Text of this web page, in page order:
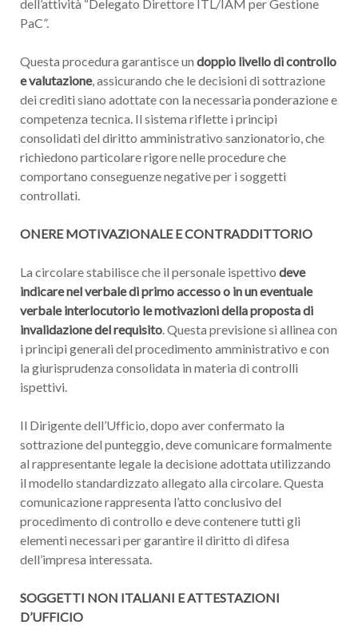
dell’attività “Delegato Direttore ITL/IAM per Gestione
PaC”.
Questa procedura garantisce un doppio livello di controllo
e valutazione, assicurando che le decisioni di sottrazione
dei crediti siano adottate con la necessaria ponderazione e
competenza tecnica. Il sistema riflette i principi
consolidati del diritto amministrativo sanzionatorio, che
richiedono particolare rigore nelle procedure che
comportano conseguenze negative per i soggetti
controllati.
ONERE MOTIVAZIONALE E CONTRADDITTORIO
La circolare stabilisce che il personale ispettivo deve
indicare nel verbale di primo accesso o in un eventuale
verbale interlocutorio le motivazioni della proposta di
invalidazione del requisito. Questa previsione si allinea con
i principi generali del procedimento amministrativo e con
la giurisprudenza consolidata in materia di controlli
ispettivi.
Il Dirigente dell’Ufficio, dopo aver confermato la
sottrazione del punteggio, deve comunicare formalmente
al rappresentante legale la decisione adottata utilizzando
il modello standardizzato allegato alla circolare. Questa
comunicazione rappresenta l’atto conclusivo del
procedimento di controllo e deve contenere tutti gli
elementi necessari per garantire il diritto di difesa
dell’impresa interessata.
SOGGETTI NON ITALIANI E ATTESTAZIONI
D’UFFICIO